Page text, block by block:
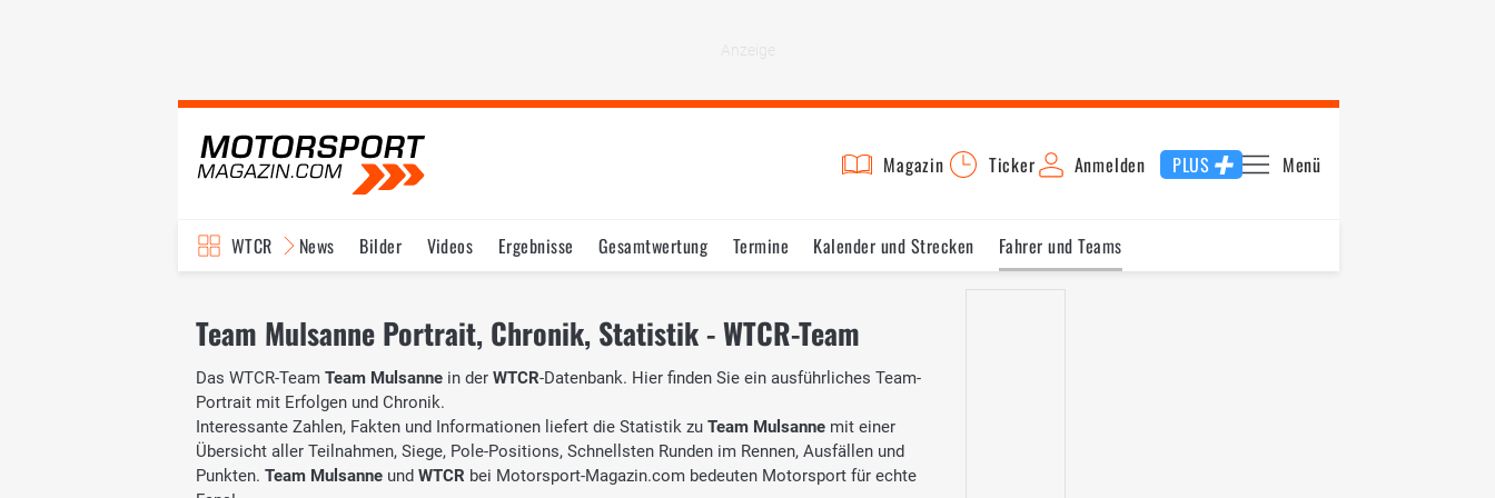
Magazin Ticker Anmelden PLUS Menü
WTCR News Bilder Videos Ergebnisse Gesamtwertung Termine Kalender und Strecken Fahrer und Teams
Team Mulsanne Portrait, Chronik, Statistik - WTCR-Team
Das WTCR-Team Team Mulsanne in der WTCR-Datenbank. Hier finden Sie ein ausführliches Team-
Portrait mit Erfolgen und Chronik.
Interessante Zahlen, Fakten und Informationen liefert die Statistik zu Team Mulsanne mit einer
Übersicht aller Teilnahmen, Siege, Pole-Positions, Schnellsten Runden im Rennen, Ausfällen und
Punkten. Team Mulsanne und WTCR bei Motorsport-Magazin.com bedeuten Motorsport für echte